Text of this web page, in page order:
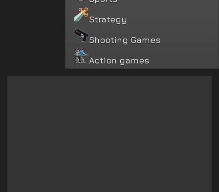
Strategy
Shooting Games
Action games